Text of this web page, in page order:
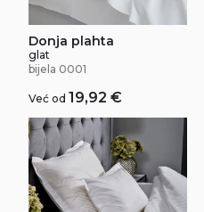
Donja plahta
glat
bijela 0001
Već od 19,92€